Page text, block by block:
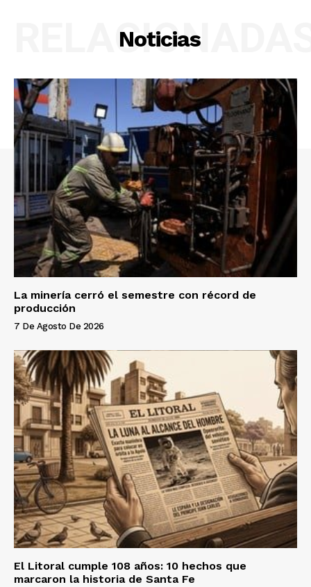
Noticias
La minería cerró el semestre con récord de
producción
7 De Agosto De 2026
El Litoral cumple 108 años: 10 hechos que
marcaron la historia de Santa Fe